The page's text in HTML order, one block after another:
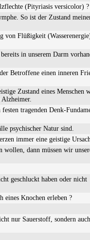
(Pityriasis versicolor) ?
So ist der Zustand
von Flüßigkeit
in unserem Darm
Betroffene einen inneren
Zustand eines Menschen
tragenden Denk-
psychischer Natur sind.
immer eine geistige
wollen, dann müssen wir
geschluckt haben oder nicht
eines Knochen erleben ?
nur Sauerstoff, sondern